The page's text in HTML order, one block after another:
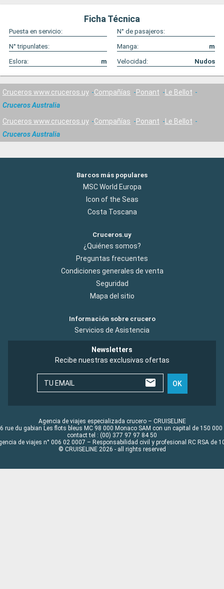
Ficha Técnica
Puesta en servicio:
N° de pasajeros:
N° tripunlates:
Manga:
m
Eslora:
m Velocidad: Nudos
Cruceros www.cruceros.uy Compañías Ponant
Le Bellot
Cruceros Australia
Cruceros www.cruceros.uy Compañías Ponant
Le Bellot
Cruceros Australia
Barcos más populares
MSC World Europa
Icon of the Seas
Costa Toscana
Cruceros.uy
¿Quiénes somos?
Preguntas frecuentes
Condiciones generales de venta
Seguridad
Mapa del sitio
Información sobre crucero
Servicios de Asistencia
Newsletters
Recibe nuestras exclusivas ofertas
TU EMAIL OK
Agencia de viajes especializada crucero – CRUISELINE
rue du gabian Les flots bleus MC 98 000 Monaco SAM con un capital de 150 000
contact tel : (00) 377 97 97 84 50
de viajes n° 006 02 0007 – Responsabilidad civil y profesional RC RSA de
© CRUISELINE 2026 - all rights reserved